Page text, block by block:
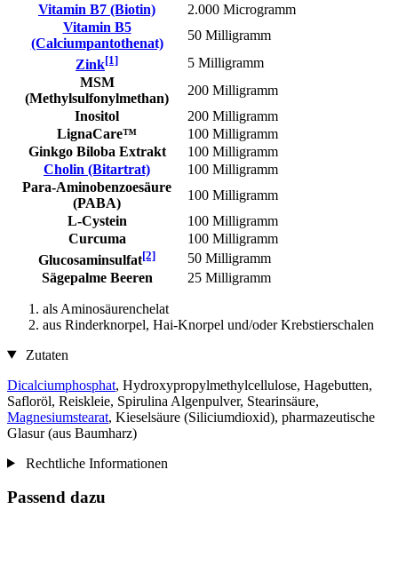
Vitamin B7 (Biotin)
2.000 Microgramm
Vitamin B5
(Calciumpantothenat)
50 Milligramm
Zink[1]
5 Milligramm
MSM
(Methylsulfonylmethan)
200 Milligramm
Inositol
200 Milligramm
LignaCare™
100 Milligramm
Ginkgo Biloba Extrakt
100 Milligramm
Cholin (Bitartrat)
100 Milligramm
Para-Aminobenzoesäure
(PABA)
100 Milligramm
L-Cystein
100 Milligramm
Curcuma
100 Milligramm
Glucosaminsulfat[2]
50 Milligramm
Sägepalme Beeren
25 Milligramm
als Aminosäurenchelat
aus Rinderknorpel, Hai-Knorpel und/oder Krebstierschalen
Zutaten
Dicalciumphosphat, Hydroxypropylmethylcellulose, Hagebutten,
Safloröl, Reiskleie, Spirulina Algenpulver, Stearinsäure,
Magnesiumstearat, Kieselsäure (Siliciumdioxid), pharmazeutische
Glasur (aus Baumharz)
Rechtliche Informationen
Passend dazu